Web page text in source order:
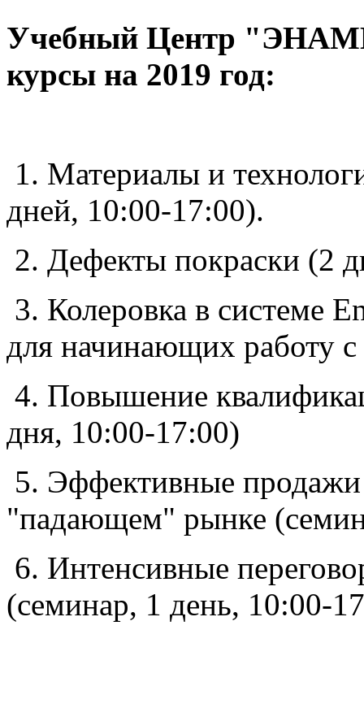
Учебный Центр
курсы на 2019 год:
1. Материалы и
дней, 10:00-17:00).
2. Дефекты покраски (2
3. Колеровка в системе
для начинающих работу
4. Повышение
дня, 10:00-17:00)
5. Эффективные продажи
"падающем" рынке
6. Интенсивные
(семинар, 1 день, 10:00-